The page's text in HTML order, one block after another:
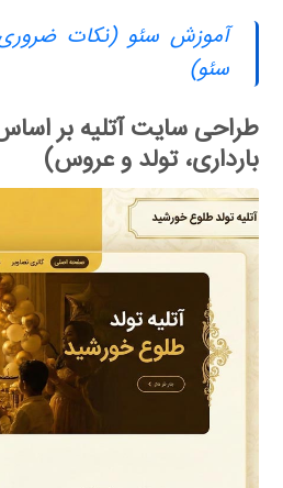
آموزش سئو (نکات
سئو)
طراحی سایت آتلیه بر
بارداری، تولد و عروس)